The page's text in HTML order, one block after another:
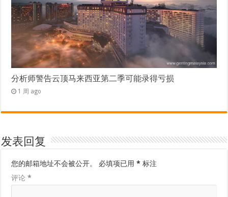
分析师警告云顶马来西亚第二季可能录得亏损
1 周 ago
发表回复
您的邮箱地址不会被公开。 必填项已用* 标注
评论*